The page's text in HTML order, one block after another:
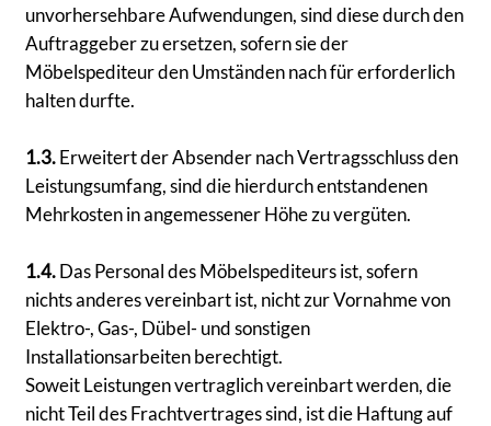
unvorhersehbare Aufwendungen, sind diese durch den
Auftraggeber zu ersetzen, sofern sie der
Möbelspediteur den Umständen nach für erforderlich
halten durfte.
1.3.Erweitert der Absender nach Vertragsschluss den
Leistungsumfang, sind die hierdurch entstandenen
Mehrkosten in angemessener Höhe zu vergüten.
1.4.Das Personal des Möbelspediteurs ist, sofern
nichts anderes vereinbart ist, nicht zur Vornahme von
Elektro-, Gas-, Dübel- und sonstigen
Installationsarbeiten berechtigt.
Soweit Leistungen vertraglich vereinbart werden, die
nicht Teil des Frachtvertrages sind, ist die Haftung auf